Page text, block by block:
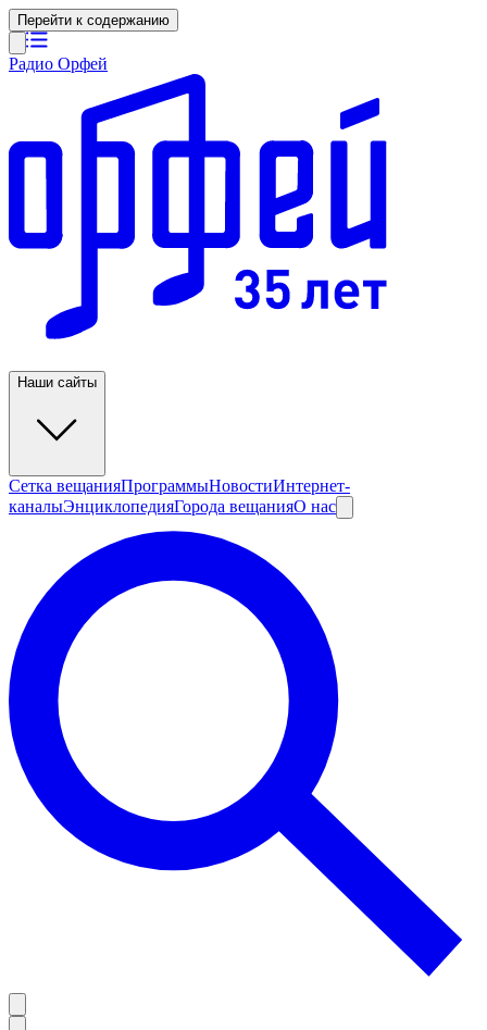
Перейти к содержанию
Радио Орфей
Наши сайты
Сетка вещанияПрограммыНовостиИнтернет-
каналыЭнциклопедияГорода вещанияО нас